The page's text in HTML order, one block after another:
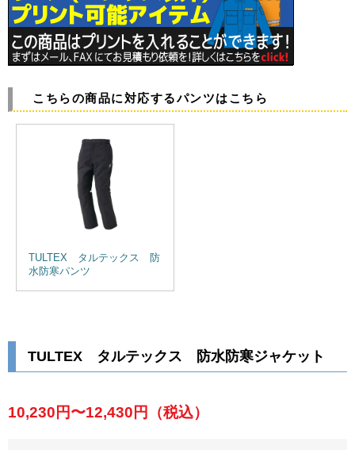
こちらの商品に対応するパンツはこちら
TULTEX タルテックス 防
水防寒パンツ
TULTEX タルテックス 防水防寒ジャケット
10,230円〜12,430円 （税込）